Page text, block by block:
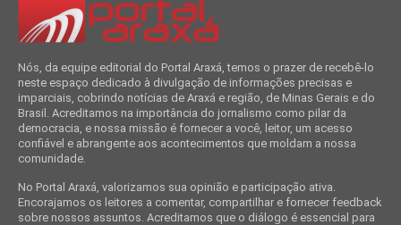
Nós, da equipe editorial do Portal Araxá, temos o prazer de recebê-lo
neste espaço dedicado à divulgação de informações precisas e
imparciais, cobrindo notícias de Araxá e região, de Minas Gerais e do
Brasil. Acreditamos na importância do jornalismo como pilar da
democracia, e nossa missão é fornecer a você, leitor, um acesso
confiável e abrangente aos acontecimentos que moldam a nossa
comunidade.
No Portal Araxá, valorizamos sua opinião e participação ativa.
Encorajamos os leitores a comentar, compartilhar e fornecer feedback
sobre nossos assuntos. Acreditamos que o diálogo é essencial para